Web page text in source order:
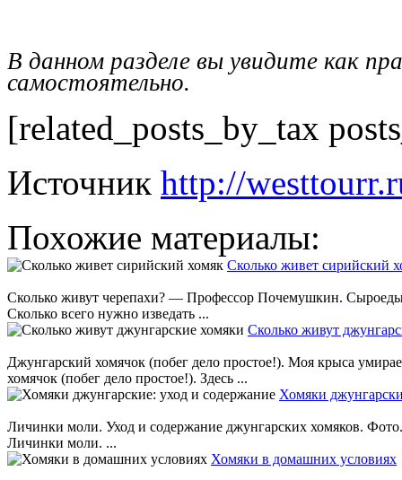
В данном разделе вы увидите как
самостоятельно.
[related_posts_by_tax
Источник http://
Похожие материалы:
Сколько живет сирийский
Сколько живут черепахи? — Профессор Почемушкин.
Сколько всего нужно изведать ...
Сколько живут
Джунгарский хомячок (побег дело простое!). Моя крыса
хомячок (побег дело простое!). Здесь ...
Хомяки
Личинки моли. Уход и содержание джунгарских хомяков.
Личинки моли. ...
Хомяки в домашних условиях